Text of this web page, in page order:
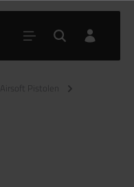
Airsoft Pistolen